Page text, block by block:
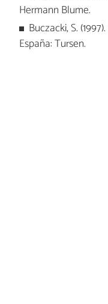
Hermann Blume.
Buczacki, S. (1997).
España: Tursen.